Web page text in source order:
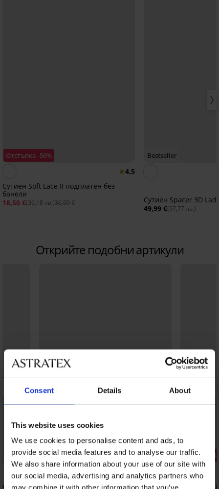
Consent Details About
This website uses cookies
We use cookies to personalise content and ads, to
provide social media features and to analyse our traffic.
We also share information about your use of our site with
our social media, advertising and analytics partners who
Отстъпка -50%
4,5
Сутиен Soft Lace II подплатен без
банели
18,50 €(36,18 лв.)36,99 €
Bestseller
Сутиен Spacer 3D
49,99 €(97,77 лв.)
Открийте подобни артикули
Отстъпка -20%
Класически бикини Anemone
3+1